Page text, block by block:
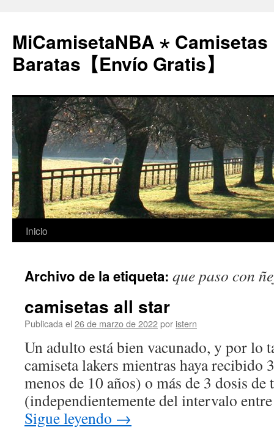
MiCamisetaNBA ⋆ Camisetas
Baratas【Envío Gratis】
Saltar
contenido
Inicio
Archivo de la etiqueta: que paso con
camisetas all star
Publicada el 26 de marzo de 2022por istern
Un adulto está bien vacunado, y por lo
camiseta lakers mientras haya recibido
menos de 10 años) o más de 3 dosis
(independientemente del intervalo
Sigue leyendo →